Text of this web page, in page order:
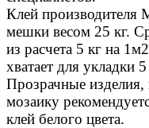
Клей производителя
мешки весом 25 кг.
из расчета 5 кг на
хватает для укладки
Прозрачные
мозаику
клей белого цвета.